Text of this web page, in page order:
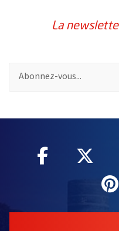
La
Facebook
, Ouvre ,